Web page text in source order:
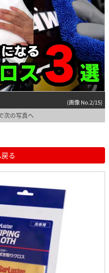
(画像 No.2/15)
次の写真へ
る